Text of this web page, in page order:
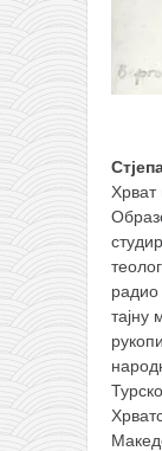
Хрват
радио
тајну